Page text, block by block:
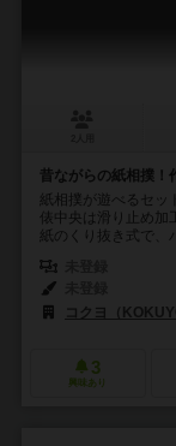
昔ながらの紙相撲！
紙相撲が遊べるセ
俵中央は滑り止め加
紙のくり抜き式で、
コクヨ（
3
興味あり